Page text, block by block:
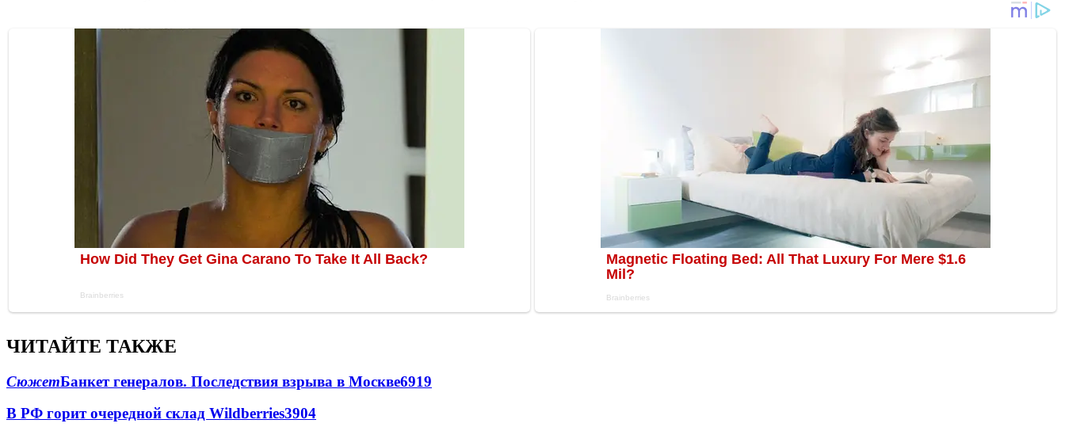
ЧИТАЙТЕ ТАКЖЕ
СюжетБанкет генералов. Последствия взрыва в Москве6919
В РФ горит очередной склад Wildberries3904